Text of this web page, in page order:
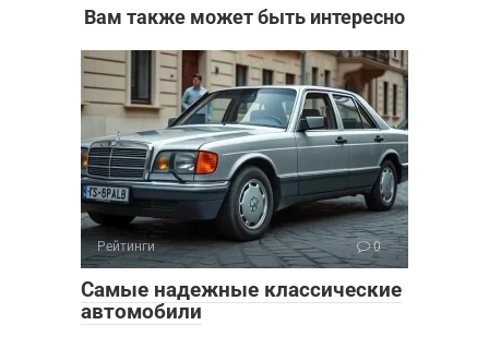
Вам также может быть интересно
Рейтинги 0
Самые надежные классические
автомобили